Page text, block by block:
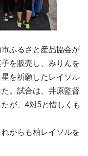
ふるさと産品協会が
を販売し、みりんを
を祈願したレイソル
。試合は、井原監督
が、4対5と惜しくも
からも柏レイソルを